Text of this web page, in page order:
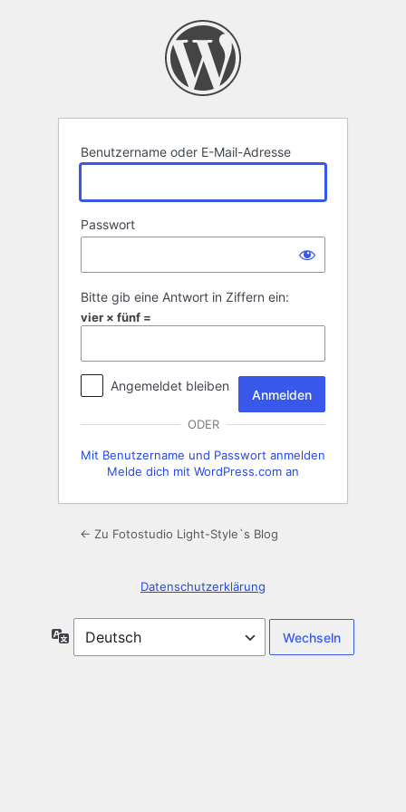
Benutzername oder E-Mail-Adresse
Passwort
Bitte gib eine Antwort in Ziffern ein:
vier × fünf =
Angemeldet bleiben
ODER
Mit Benutzername und Passwort anmelden
Melde dich mit WordPress.com an
← Zu Fotostudio Light-Style`s Blog
Datenschutzerklärung
Sprache